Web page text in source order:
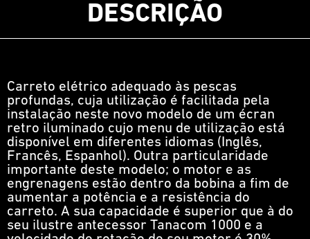
DESCRIÇÃO
Carreto elétrico adequado às pescas
profundas, cuja utilização é facilitada pela
instalação neste novo modelo de um écran
retro iluminado cujo menu de utilização está
disponível em diferentes idiomas (Inglês,
Francês, Espanhol). Outra particularidade
importante deste modelo; o motor e as
engrenagens estão dentro da bobina a fim de
aumentar a potência e a resistência do
carreto. A sua capacidade é superior que à do
seu ilustre antecessor Tanacom 1000 e a